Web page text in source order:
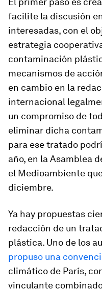
facilite la discusión
interesadas, con el
estrategia
contaminación
mecanismos de
en cambio en la
internacional
un compromiso de
eliminar dicha
para ese tratado
año, en la Asamblea
el Medioambiente
diciembre.
Ya hay propuestas
redacción de un
plástica. Uno de los
propuso una
climático de París,
vinculante